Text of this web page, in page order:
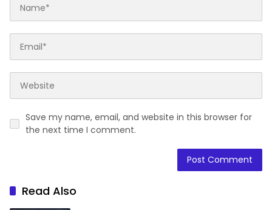
Save my name, email, and website in this browser for
the next time I comment.
Read Also